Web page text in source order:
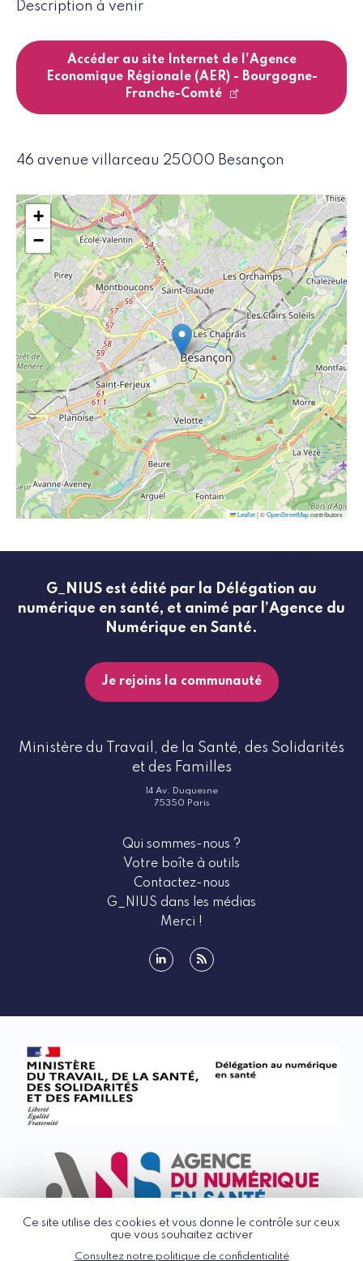
Ce site utilise des cookies et vous donne le contrôle sur ceux
que vous souhaitez activer
Consultez notre politique de confidentialité
Description à venir
Accéder au site Internet de l'Agence
Economique Régionale (AER) - Bourgogne-
Franche-Comté
46 avenue villarceau 25000 Besançon
+
−
Leaflet|©OpenStreetMapcontributors
G_NIUS est édité par la Délégation au
numérique en santé, et animé par l’Agence du
Numérique en Santé.
Je rejoins la communauté
Ministère du Travail, de la Santé, des Solidarités
et des Familles
14 Av. Duquesne
75350 Paris
Qui sommes-nous ?
Votre boîte à outils
Contactez-nous
G_NIUS dans les médias
Merci !
© G_NIUS 2026